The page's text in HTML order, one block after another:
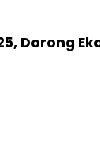
Dorong